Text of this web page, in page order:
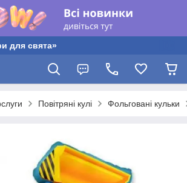
для свята»
Повітряні кулі Фольговані кульки